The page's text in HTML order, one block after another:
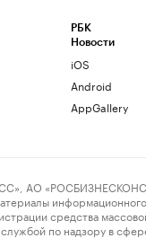
РБК
Новости
iOS
Android
AppGallery
АО
информационного
средства
по надзору в